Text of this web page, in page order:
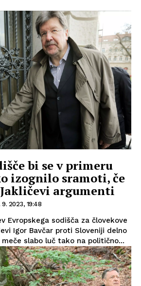
bi se v primeru
izognilo sramoti, če
argumenti
9. 2023, 19:48
Evropskega sodišča za človekove
Igor Bavčar proti Sloveniji delno
slabo luč tako na politično...